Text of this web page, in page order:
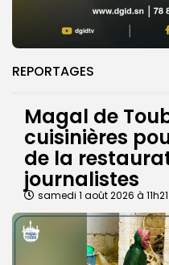
REPORTAGES
Magal de
cuisinières
de la
journalistes
samedi 1 août 2026 à 11h21